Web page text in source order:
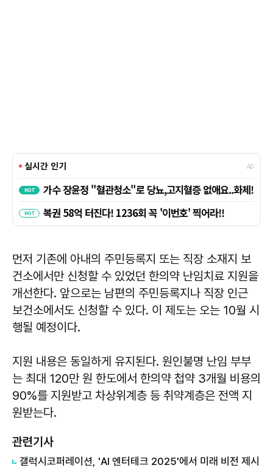
먼저 기존에 아내의 주민등록지 또는 직장 소재지 보
건소에서만 신청할 수 있었던 한의약 난임치료 지원을
개선한다. 앞으로는 남편의 주민등록지나 직장 인근
보건소에서도 신청할 수 있다. 이 제도는 오는 10월 시
행될 예정이다.
지원 내용은 동일하게 유지된다. 원인불명 난임 부부
는 최대 120만 원 한도에서 한의약 첩약 3개월 비용의
90%를 지원받고 차상위계층 등 취약계층은 전액 지
원받는다.
관련기사
갤럭시코퍼레이션, 'AI 엔터테크 2025'에서 미래 비전 제시